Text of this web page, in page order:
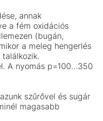
annak
a fém oxidációs
(bugán,
a meleg hengerlés
A nyomás p=100…350
szűrővel és sugár
magasabb